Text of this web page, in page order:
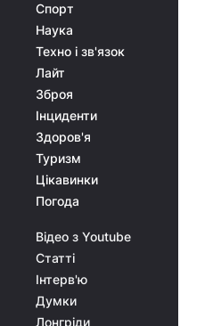
Спорт
Наука
Техно і зв'язок
Лайт
Зброя
Інциденти
Здоров'я
Туризм
Цікавинки
Погода
Відео з Youtube
Статті
Інтерв'ю
Думки
Лонгріди